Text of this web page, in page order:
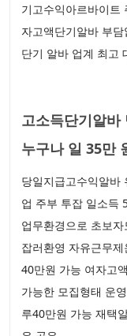
기고수익아르바이트
자고액단기알바 부
단기 알바 업계 최고
고소득단기알바
누구나 일 35만
당일지급고수익알바
업 주부 투잡 일소득
업무환경으로 초보
잡러환영 자유근무
40만원 가능 여자고
가능한 모집형태 운
루40만원 가능 재택